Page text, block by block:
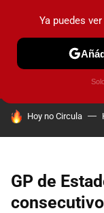
PRUEBAS
HOY SE HABLA DE
Hoy no Circula
GP de
Ya puedes